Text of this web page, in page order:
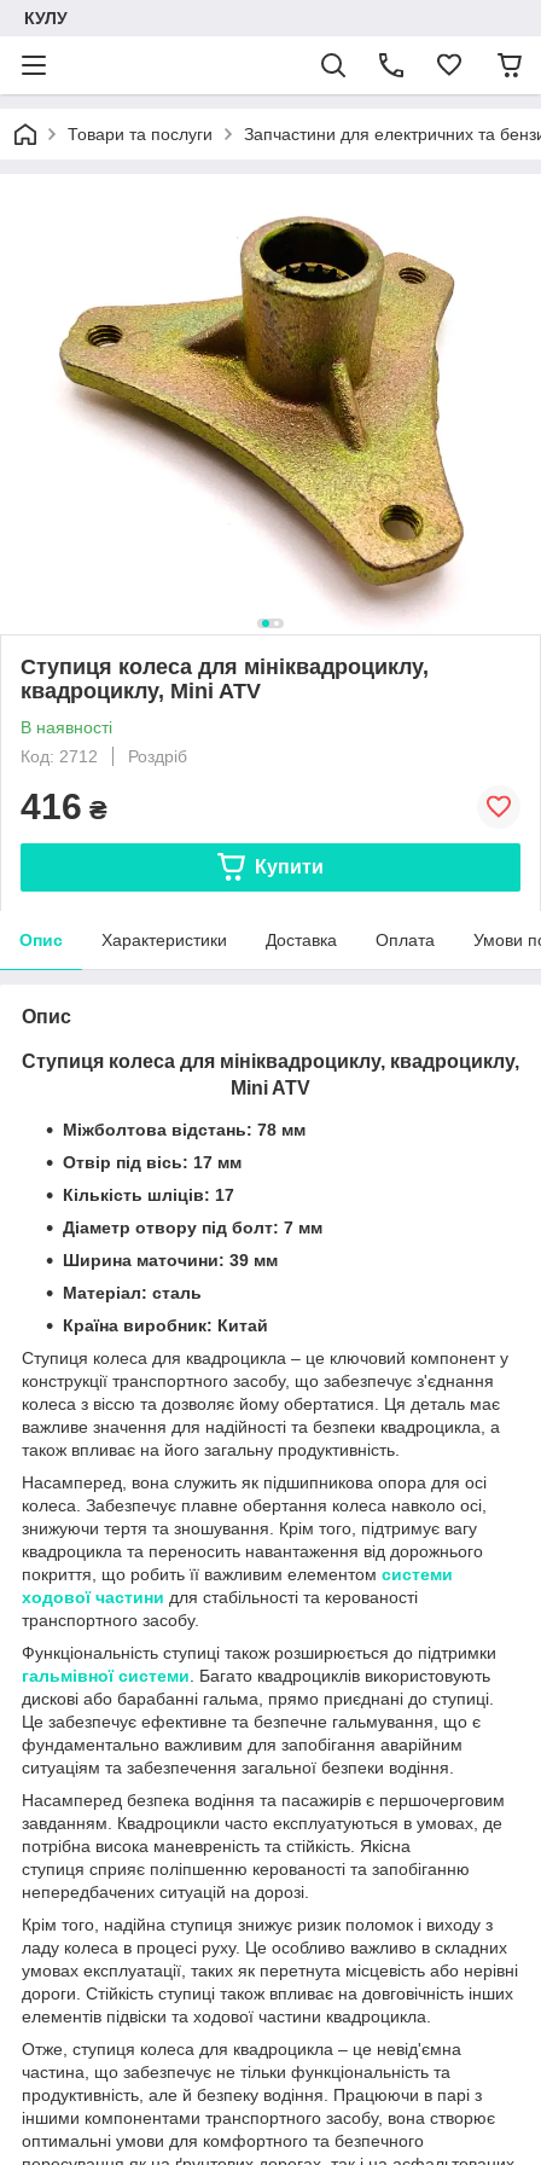
КУЛУ
Товари та послуги Запчастини для електричних та
Ступиця колеса для мініквадроциклу,
квадроциклу, Mini ATV
В наявності
Код: 2712
Роздріб
416 ₴
Купити
Опис Характеристики Доставка Оплата Умови
Опис
Ступиця колеса для мініквадроциклу, квадроциклу,
Mini ATV
Міжболтова відстань: 78 мм
Отвір під вісь: 17 мм
Кількість шліців: 17
Діаметр отвору під болт: 7 мм
Ширина маточини: 39 мм
Матеріал: сталь
Країна виробник: Китай
Ступиця колеса для квадроцикла – це ключовий компонент у
конструкції транспортного засобу, що забезпечує з'єднання
колеса з віссю та дозволяє йому обертатися. Ця деталь має
важливе значення для надійності та безпеки квадроцикла, а
також впливає на його загальну продуктивність.
Насамперед, вона служить як підшипникова опора для осі
колеса. Забезпечує плавне обертання колеса навколо осі,
знижуючи тертя та зношування. Крім того, підтримує вагу
квадроцикла та переносить навантаження від дорожнього
покриття, що робить її важливим елементом системи
ходової частини для стабільності та керованості
транспортного засобу.
Функціональність ступиці також розширюється до підтримки
гальмівної системи. Багато квадроциклів використовують
дискові або барабанні гальма, прямо приєднані до ступиці.
Це забезпечує ефективне та безпечне гальмування, що є
фундаментально важливим для запобігання аварійним
ситуаціям та забезпечення загальної безпеки водіння.
Насамперед безпека водіння та пасажирів є першочерговим
завданням. Квадроцикли часто експлуатуються в умовах, де
потрібна висока маневреність та стійкість. Якісна
ступиця сприяє поліпшенню керованості та запобіганню
непередбачених ситуацій на дорозі.
Крім того, надійна ступиця знижує ризик поломок і виходу з
ладу колеса в процесі руху. Це особливо важливо в складних
умовах експлуатації, таких як перетнута місцевість або нерівні
дороги. Стійкість ступиці також впливає на довговічність інших
елементів підвіски та ходової частини квадроцикла.
Отже, ступиця колеса для квадроцикла – це невід'ємна
частина, що забезпечує не тільки функціональність та
продуктивність, але й безпеку водіння. Працюючи в парі з
іншими компонентами транспортного засобу, вона створює
оптимальні умови для комфортного та безпечного